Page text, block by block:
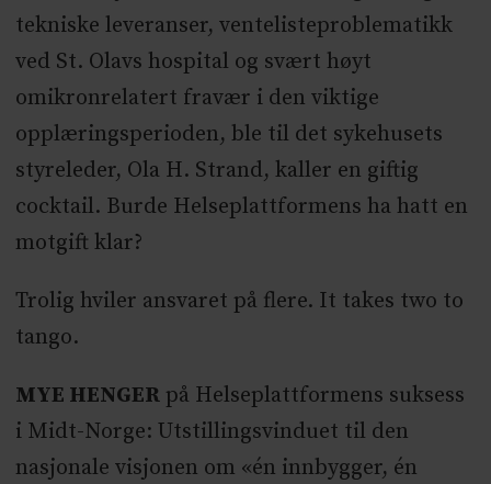
tekniske leveranser, ventelisteproblematikk
ved St. Olavs hospital og svært høyt
omikronrelatert fravær i den viktige
opplæringsperioden, ble til det sykehusets
styreleder, Ola H. Strand, kaller en giftig
cocktail. Burde Helseplattformens ha hatt en
motgift klar?
Trolig hviler ansvaret på flere. It takes two to
tango.
MYE HENGERpå Helseplattformens suksess
i Midt-Norge: Utstillingsvinduet til den
nasjonale visjonen om «én innbygger, én